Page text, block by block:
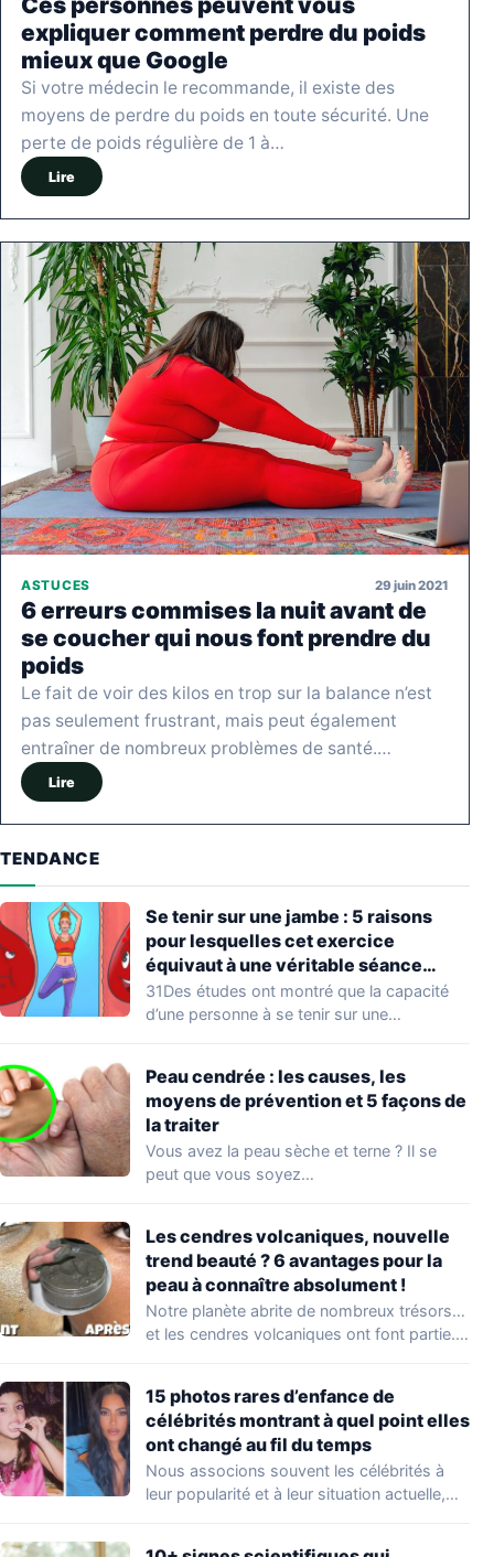
expliquer comment perdre du poids
mieux que Google
Si votre médecin le recommande, il existe des
moyens de perdre du poids en toute sécurité. Une
perte de poids régulière de 1 à…
Lire
ASTUCES 29 juin 2021
6 erreurs commises la nuit avant de
se coucher qui nous font prendre du
poids
Le fait de voir des kilos en trop sur la balance n’est
pas seulement frustrant, mais peut également
entraîner de nombreux problèmes de santé.…
Lire
TENDANCE
Se tenir sur une jambe : 5 raisons
pour lesquelles cet exercice
équivaut à une véritable séance
d’entraînement
31Des études ont montré que la capacité
d’une personne à se tenir sur une…
Peau cendrée : les causes, les
moyens de prévention et 5 façons de
la traiter
Vous avez la peau sèche et terne ? Il se
peut que vous soyez…
Les cendres volcaniques, nouvelle
trend beauté ? 6 avantages pour la
peau à connaître absolument !
Notre planète abrite de nombreux trésors…
et les cendres volcaniques ont font partie.
15 photos rares d’enfance de
célébrités montrant à quel point elles
ont changé au fil du temps
Nous associons souvent les célébrités à
leur popularité et à leur situation actuelle,